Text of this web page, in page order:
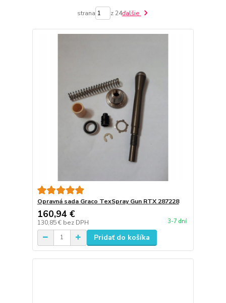
strana z 24ďalšie
Opravná sada Graco TexSpray Gun RTX 287228
160,94 €
130,85 € bez DPH 3-7 dní
Pridať do košíka